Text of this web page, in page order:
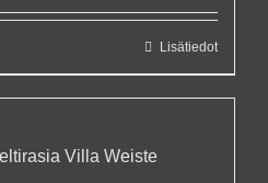
Lisätiedot
Villa Weiste